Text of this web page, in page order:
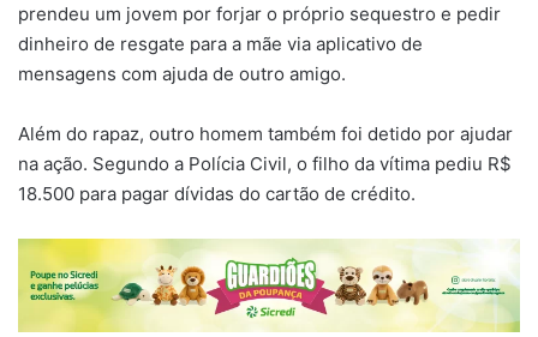
prendeu um jovem por forjar o próprio sequestro e pedir
dinheiro de resgate para a mãe via aplicativo de
mensagens com ajuda de outro amigo.
Além do rapaz, outro homem também foi detido por ajudar
na ação. Segundo a Polícia Civil, o filho da vítima pediu R$
18.500 para pagar dívidas do cartão de crédito.